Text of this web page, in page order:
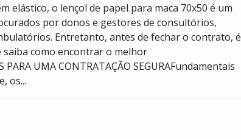
elástico, o lençol de papel para maca 70x50 é um
por donos e gestores de consultórios,
Entretanto, antes de fechar o contrato, é
saiba como encontrar o melhor
UMA CONTRATAÇÃO SEGURAFundamentais
os...